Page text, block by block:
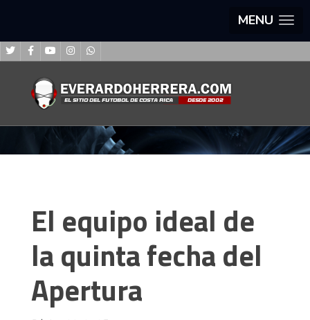
MENU
El equipo ideal de
la quinta fecha del
Apertura